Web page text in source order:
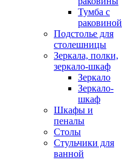
Тумба с
раковиной
Подстолье для
столешницы
Зеркала, полки,
зеркало-шкаф
Зеркало
Зеркало-
шкаф
Шкафы и
пеналы
Столы
Стульчики для
ванной